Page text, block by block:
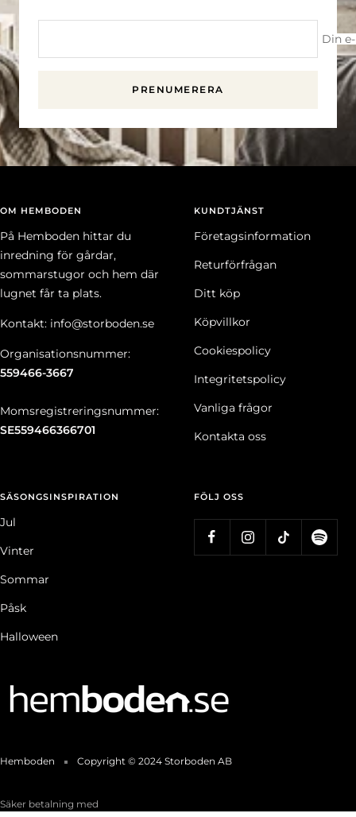
Din
PRENUMERERA
OM HEMBODEN
På Hemboden hittar du
inredning för gårdar,
sommarstugor och hem där
lugnet får ta plats.
Kontakt: info@storboden.se
Organisationsnummer:
559466-3667
Momsregistreringsnummer:
SE559466366701
KUNDTJÄNST
Företagsinformation
Returförfrågan
Ditt köp
Köpvillkor
Cookiespolicy
Integritetspolicy
Vanliga frågor
Kontakta oss
SÄSONGSINSPIRATION
Jul
Vinter
Sommar
Påsk
Halloween
FÖLJ OSS
Hemboden Copyright © 2024 Storboden AB
Säker betalning med